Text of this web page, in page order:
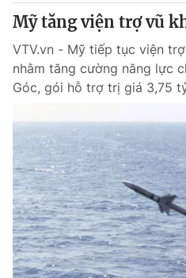
Chuyên mục
Xã hội
Pháp luật
Y tế
Thế giới
Tin tức
Kinh tế
Mỹ tăng viện trợ vũ
VTV.vn - Mỹ tiếp tục viện
nhằm tăng cường năng lực
Góc, gói hỗ trợ trị giá 3,75